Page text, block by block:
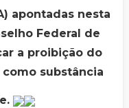
apontadas nesta
Federal de
a proibição do
substância